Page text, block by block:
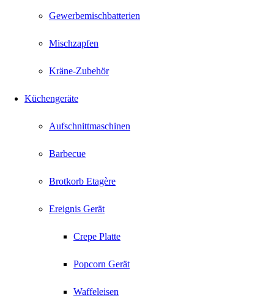
Gewerbemischbatterien
Mischzapfen
Kräne-Zubehör
Küchengeräte
Aufschnittmaschinen
Barbecue
Brotkorb Etagère
Ereignis Gerät
Crepe Platte
Popcorn Gerät
Waffeleisen